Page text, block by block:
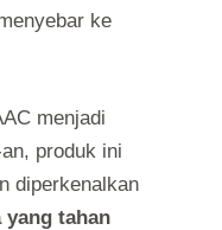
ke
menjadi
produk ini
diperkenalkan
yang tahan